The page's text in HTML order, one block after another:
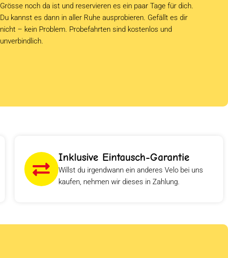
Grösse noch da ist und reservieren es ein paar Tage für dich.
Du kannst es dann in aller Ruhe ausprobieren. Gefällt es dir
nicht – kein Problem. Probefahrten sind kostenlos und
unverbindlich.
Inklusive Eintausch-Garantie
Willst du irgendwann ein anderes Velo bei uns
kaufen, nehmen wir dieses in Zahlung.